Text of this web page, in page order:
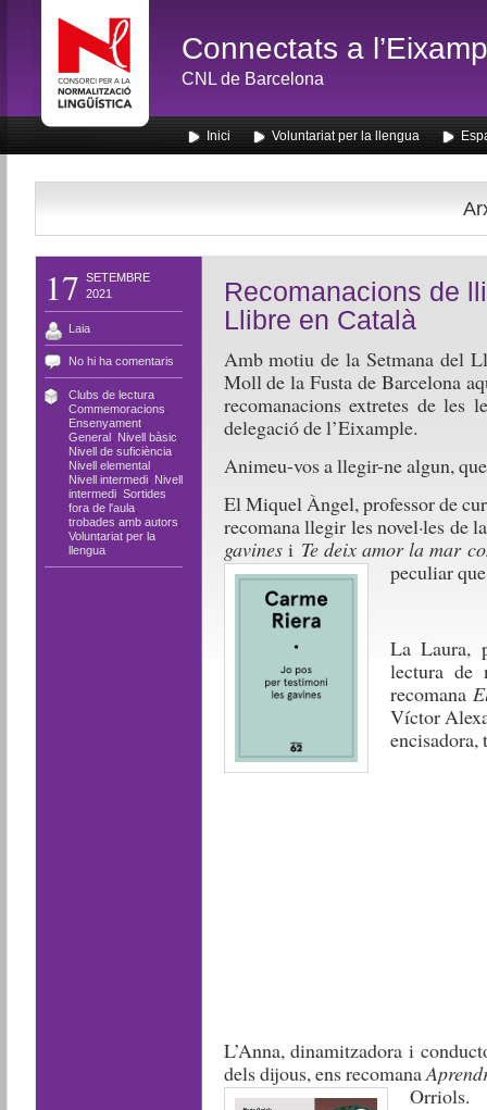
Connectats a
CNL de Barcelona
Inici Voluntariat per la llengua
17 SETEMBRE
2021
Laia
No hi ha comentaris
Clubs de lectura,
Commemoracions
Ensenyament,
General, Nivell bàsic
Nivell de suficiència,
Nivell elemental,
Nivell intermedi, Nivell
intermedi, Sortides
fora de l'aula,
trobades amb autors
Voluntariat per la
llengua
Recomanacions de
Llibre en Català
Amb motiu de la Setmana del
Moll de la Fusta de Barcelona
recomanacions extretes de les
delegació de l’Eixample.
Animeu-vos a llegir-ne algun,
El Miquel Àngel, professor de
recomana llegir les novel·les de
gavinesi Te deix amor la mar
peculiar
La Laura,
lectura de
recomana
Víctor
encisadora,
L’Anna, dinamitzadora i
dels dijous, ens recomana
Orriols.